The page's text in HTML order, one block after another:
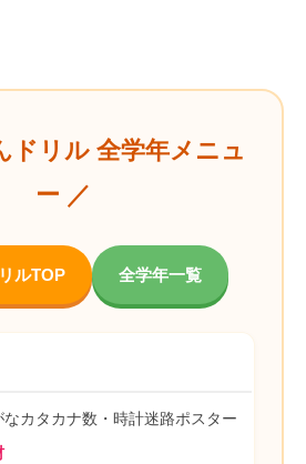
ドリル 全学年メニュ
ー ／
ルTOP 全学年一覧
なカタカナ数・時計迷路ポスター